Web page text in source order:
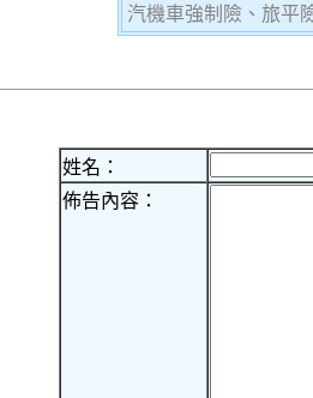
汽機車強制險、旅平
姓名：
佈告內容：